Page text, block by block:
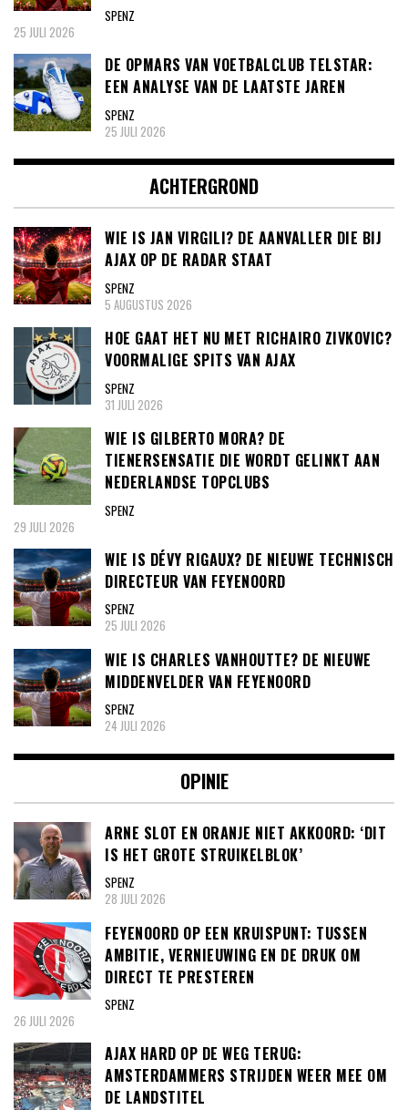
SPENZ
25 JULI 2026
DE OPMARS VAN VOETBALCLUB TELSTAR:
EEN ANALYSE VAN DE LAATSTE JAREN
SPENZ
25 JULI 2026
ACHTERGROND
WIE IS JAN VIRGILI? DE AANVALLER DIE BIJ
AJAX OP DE RADAR STAAT
SPENZ
5 AUGUSTUS 2026
HOE GAAT HET NU MET RICHAIRO ZIVKOVIC?
VOORMALIGE SPITS VAN AJAX
SPENZ
31 JULI 2026
WIE IS GILBERTO MORA? DE
TIENERSENSATIE DIE WORDT GELINKT AAN
NEDERLANDSE TOPCLUBS
SPENZ
29 JULI 2026
WIE IS DÉVY RIGAUX? DE NIEUWE TECHNISCH
DIRECTEUR VAN FEYENOORD
SPENZ
25 JULI 2026
WIE IS CHARLES VANHOUTTE? DE NIEUWE
MIDDENVELDER VAN FEYENOORD
SPENZ
24 JULI 2026
OPINIE
ARNE SLOT EN ORANJE NIET AKKOORD: ‘DIT
IS HET GROTE STRUIKELBLOK’
SPENZ
28 JULI 2026
FEYENOORD OP EEN KRUISPUNT: TUSSEN
AMBITIE, VERNIEUWING EN DE DRUK OM
DIRECT TE PRESTEREN
SPENZ
26 JULI 2026
AJAX HARD OP DE WEG TERUG:
AMSTERDAMMERS STRIJDEN WEER MEE OM
DE LANDSTITEL